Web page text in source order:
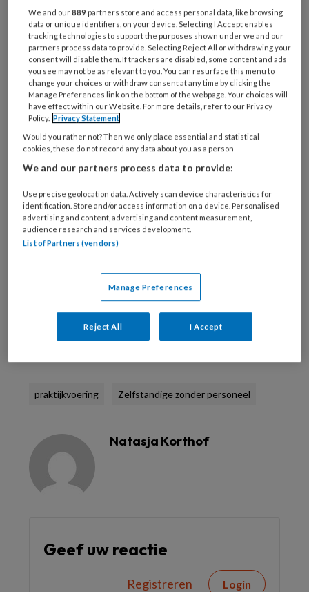
een artikel over wat erbij komt kijken
wanneer je als praktijkondersteuner
voor jezelf begint.
Na het behalen van mijn diploma
PREMIUM
Bekijk de mogelijkheden
praktijkvoering Zelfstandige zonder personeel
Natasja Korthof
Geef uw reactie
Registreren Login
We and our889 partners store and access personal data, like browsing
data or unique identifiers, on your device. Selecting I Accept enables
tracking technologies to support the purposes shown under we and our
partners process data to provide. Selecting Reject All or withdrawing your
consent will disable them. If trackers are disabled, some content and ads
you see may not be as relevant to you. You can resurface this menu to
change your choices or withdraw consent at any time by clicking the
Manage Preferences link on the bottom of the webpage. Your choices will
have effect within our Website. For more details, refer to our Privacy
Policy. Privacy Statement
Would you rather not? Then we only place essential and statistical
cookies, these do not record any data about you as a person
We and our partners process data to provide:
Use precise geolocation data. Actively scan device characteristics for
identification. Store and/or access information on a device. Personalised
advertising and content, advertising and content measurement,
audience research and services development.
List of Partners (vendors)
Manage Preferences
Reject All I Accept